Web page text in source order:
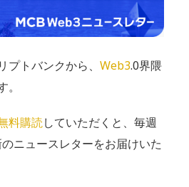
トバンクから、 Web3.0界隈
料購読していただくと、毎週
ニュースレターをお届けいた